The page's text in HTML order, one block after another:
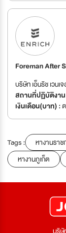
Foreman After
บริษัท เอ็นริช เวนเ
สถานที่ปฏิบัติงา
เงินเดือน(บาท) :
Tags : หางานราช
หางานภูเก็ต